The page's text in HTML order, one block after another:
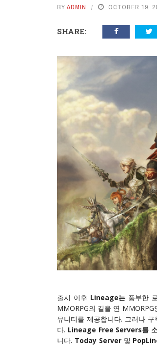
BY ADMIN OCTOBER 19,
SHARE:
출시 이후 Lineage는 풍부한
MMORPG의 길을 연
뮤니티를 제공합니다. 그러나
다. Lineage Free Servers를
니다. Today Server 및